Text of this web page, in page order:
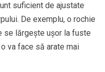
suficient de ajustate
De exemplu, o rochie
se lărgește ușor la fuste
va face să arate mai